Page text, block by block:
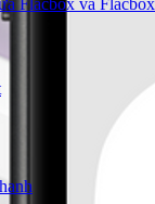
Flacbox và